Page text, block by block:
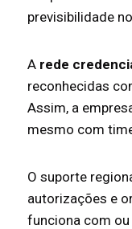
previsibilidade
A rede
reconhecidas
Assim, a
mesmo com
O suporte
autorizações e
funciona com